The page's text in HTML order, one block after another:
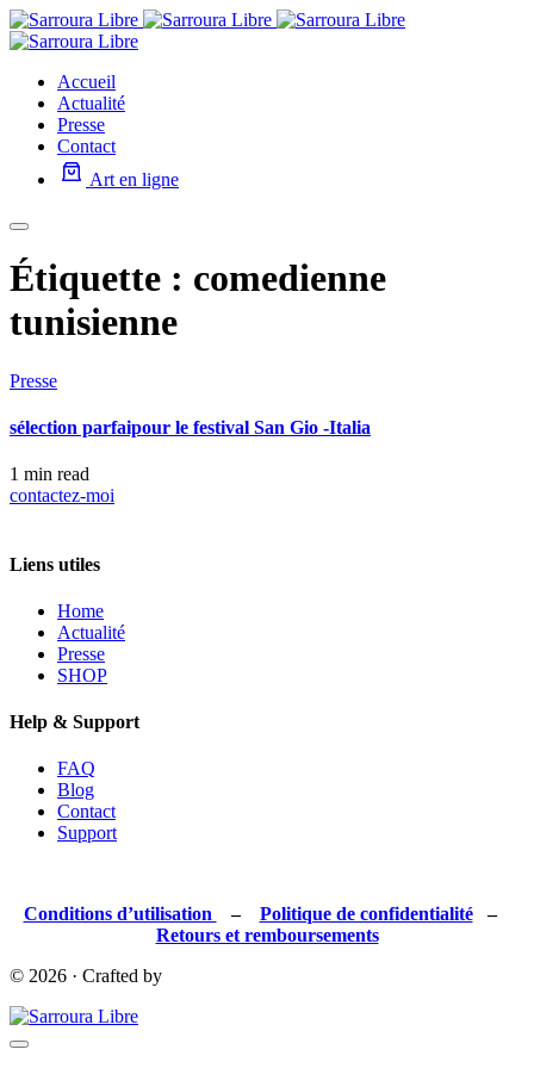
Accueil
Actualité
Presse
Contact
Art en ligne
Étiquette : comedienne
tunisienne
Presse
sélection parfaipour le festival San Gio -Italia
1 min read
contactez-moi
Liens utiles
Home
Actualité
Presse
SHOP
Help & Support
FAQ
Blog
Contact
Support
Conditions d’utilisation – Politique de confidentialité–
Retours et remboursements
© 2026 · Crafted by